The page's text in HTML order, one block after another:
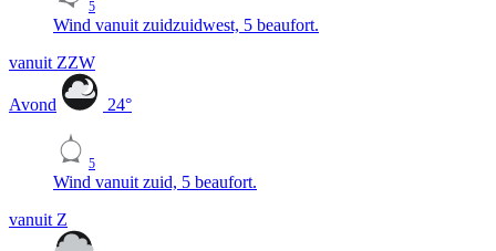
5
Wind vanuit zuidzuidwest, 5 beaufort.
vanuit ZZW
Avond 24°
5
Wind vanuit zuid, 5 beaufort.
vanuit Z